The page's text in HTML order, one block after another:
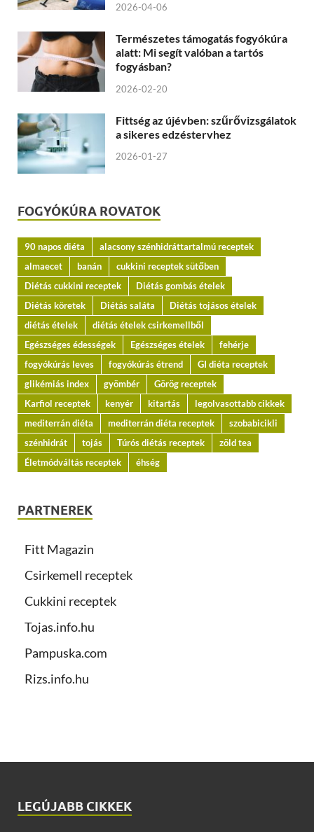
2026-04-06
Természetes támogatás fogyókúra
alatt: Mi segít valóban a tartós
fogyásban?
2026-02-20
Fittség az újévben: szűrővizsgálatok
a sikeres edzéstervhez
2026-01-27
FOGYÓKÚRA ROVATOK
90 napos diéta
alacsony szénhidráttartalmú receptek
almaecet
banán
cukkini receptek sütőben
Diétás cukkini receptek
Diétás gombás ételek
Diétás köretek
Diétás saláta
Diétás tojásos ételek
diétás ételek
diétás ételek csirkemellből
Egészséges édességek
Egészséges ételek
fehérje
fogyókúrás leves
fogyókúrás étrend
GI diéta receptek
glikémiás index
gyömbér
Görög receptek
Karfiol receptek
kenyér kitartás
legolvasottabb cikkek
mediterrán diéta
mediterrán diéta receptek
szobabicikli
szénhidrát
tojás Túrós diétás receptek
zöld tea
Életmódváltás receptek
éhség
PARTNEREK
Fitt Magazin
Csirkemell receptek
Cukkini receptek
Tojas.info.hu
Pampuska.com
Rizs.info.hu
LEGÚJABB CIKKEK